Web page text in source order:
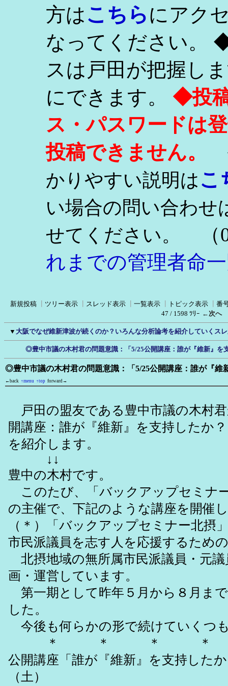
方はこちらにアク
なってください。
スは戸田が把握し
にできます。 ◆投
ス・パスワードは
投稿できません。
かりやすい説明はこ
い場合の問い合わせ
せてください。
（
れまでの管理者命
新規投稿 ツリー表示 スレッド表示 一覧表示 トピック表示
番
47 / 1598 ﾂﾘｰ ←次へ
▼ 大阪でなぜ維新津波が続くのか？いろんな分析論考を紹介していくス
◎豊中市議の木村君の問題意識：「5/25公開講座：誰が『維新』を
◎豊中市議の木村君の問題意識：「5/25公開講座：誰が『維
←back ↑menu ↑top forward→
戸田の盟友である豊中市議の木村
開講座：誰が『維新』を支持したか
を紹介します。
↓↓
豊中の木村です。
このたび、「バックアップセミナ
の主催で、下記のような講座を開催
（＊）「バックアップセミナー北摂
市民派議員を志す人を応援するため
北摂地域の無所属市民派議員・元
画・運営しています。
第一期として昨年５月から８月ま
した。
今後も何らかの形で続けていくつ
＊ ＊ ＊ ＊
公開講座「誰が『維新』を支持した
（土）